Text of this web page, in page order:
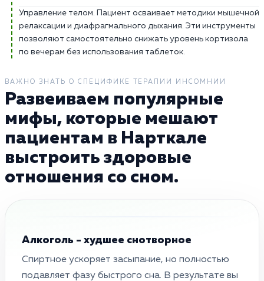
Управление телом. Пациент осваивает методики мышечной
релаксации и диафрагмального дыхания. Эти инструменты
позволяют самостоятельно снижать уровень кортизола
по вечерам без использования таблеток.
ВАЖНО ЗНАТЬ О СПЕЦИФИКЕ ТЕРАПИИ ИНСОМНИИ
Развеиваем популярные
мифы, которые мешают
пациентам в Нарткале
выстроить здоровые
отношения со сном.
Алкоголь - худшее снотворное
Спиртное ускоряет засыпание, но полностью
подавляет фазу быстрого сна. В результате вы